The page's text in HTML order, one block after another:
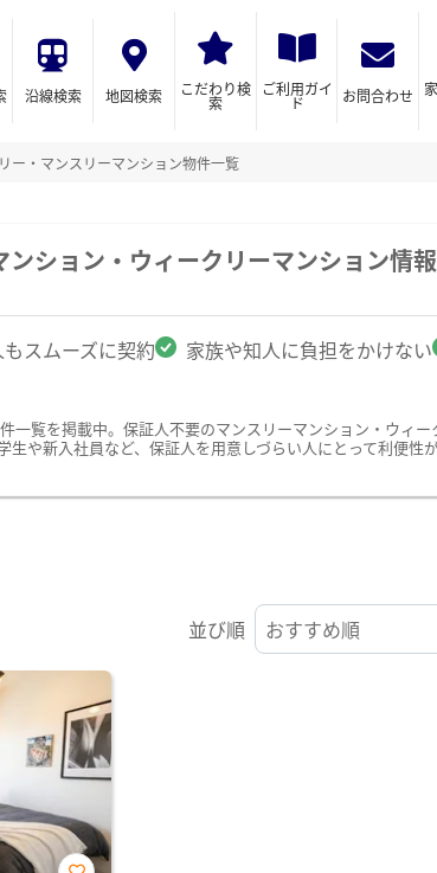
沿線検索 地図検索 こだわり検
索
ご利用ガイ
ド お問合わせ
ー・マンスリーマンション物件一覧
ション・ウィークリーマンション情報
スムーズに契約 家族や知人に負担をかけない
一覧を掲載中。保証人不要のマンスリーマンション・ウィ
や新入社員など、保証人を用意しづらい人にとって利便性
並び順